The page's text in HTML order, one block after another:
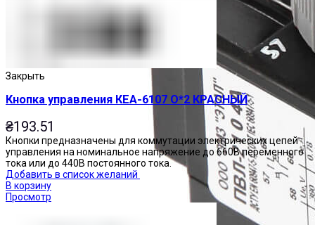
Закрыть
Кнопка управления КЕА-6107 О*2 КРАСНЫЙ
₴193.51
Кнопки предназначены для коммутации электрических цепей
управления на номинальное напряжение до 660В переменного
тока или до 440В постоянного тока.
Добавить в список желаний
В корзину
Просмотр